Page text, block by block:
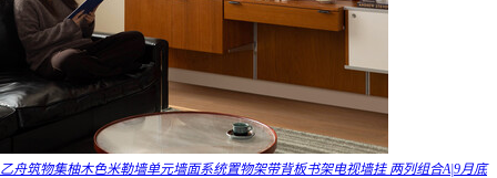
乙舟筑物集柚木色米勒墙单元墙面系统置物架带背板书架电视墙挂 两列组合A|9月底